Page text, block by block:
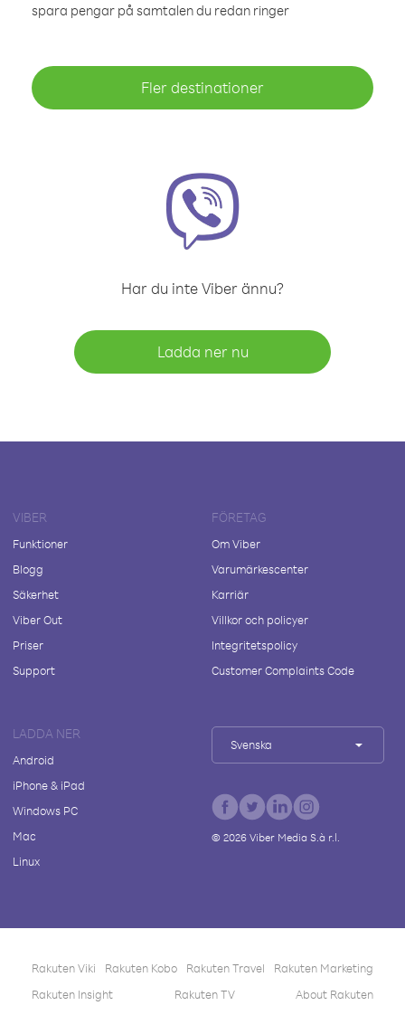
spara pengar på samtalen du redan ringer
Fler destinationer
Har du inte Viber ännu?
Ladda ner nu
VIBER
Funktioner
Blogg
Säkerhet
Viber Out
Priser
Support
FÖRETAG
Om Viber
Varumärkescenter
Karriär
Villkor och policyer
Integritetspolicy
Customer Complaints Code
LADDA NER
Android
iPhone & iPad
Windows PC
Mac
Linux
Svenska
© 2026Viber Media S.à r.l.
Rakuten Viki Rakuten Kobo Rakuten Travel
Rakuten Marketing
Rakuten Insight
Rakuten TV About Rakuten